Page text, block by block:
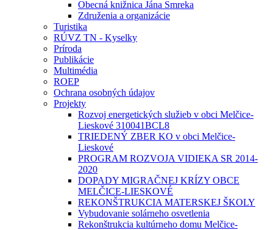
Obecná knižnica Jána Smreka
Združenia a organizácie
Turistika
RÚVZ TN - Kyselky
Príroda
Publikácie
Multimédia
ROEP
Ochrana osobných údajov
Projekty
Rozvoj energetických služieb v obci Melčice-
Lieskové 310041BCL8
TRIEDENÝ ZBER KO v obci Melčice-
Lieskové
PROGRAM ROZVOJA VIDIEKA SR 2014-
2020
DOPADY MIGRAČNEJ KRÍZY OBCE
MELČICE-LIESKOVÉ
REKONŠTRUKCIA MATERSKEJ ŠKOLY
Vybudovanie solárneho osvetlenia
Rekonštrukcia kultúrneho domu Melčice-